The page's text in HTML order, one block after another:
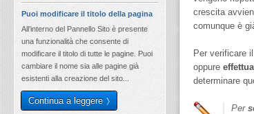
crescita
comunque è
Per verificare
oppure
determinare
Per
Puoi modificare il titolo della pagina
All’interno del Pannello Sito è presente
una funzionalità che consente di
modificare il titolo di tutte le pagine. Puoi
cambiare il nome sia alle pagine già
esistenti alla creazione del sito...
Continua a leggere